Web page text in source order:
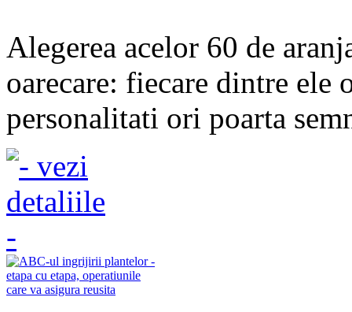
Alegerea acelor 60 de
oarecare: fiecare dintre ele
personalitati ori poarta